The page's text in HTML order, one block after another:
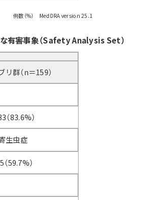
例数（%） MedDRA version 25.1
有害事象（Safety Analysis Set）
リ群（n＝159）
（83.6%）
生虫症
（59.7%）